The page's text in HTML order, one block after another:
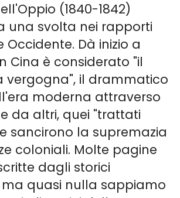
(1840-1842)
una svolta nei rapporti
Occidente. Dà inizio a
Cina è considerato "il
vergogna", il drammatico
moderna attraverso
da altri, quei "trattati
sancirono la supremazia
coloniali. Molte pagine
dagli storici
quasi nulla sappiamo